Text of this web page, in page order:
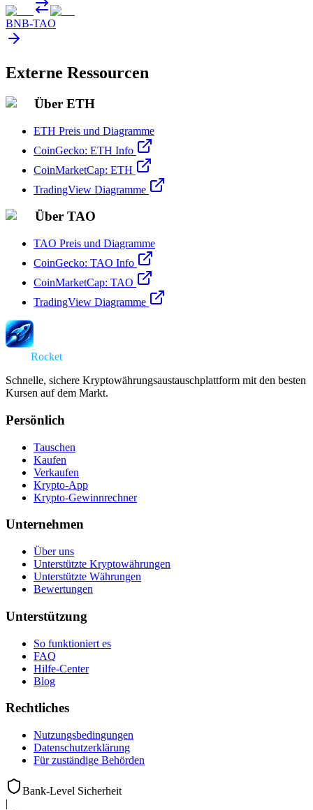
BNB-TAO
Externe Ressourcen
Über ETH
ETH Preis und Diagramme
CoinGecko: ETH Info
CoinMarketCap: ETH
TradingView Diagramme
Über TAO
TAO Preis und Diagramme
CoinGecko: TAO Info
CoinMarketCap: TAO
TradingView Diagramme
Rocket
Schnelle, sichere Kryptowährungsaustauschplattform mit den besten
Kursen auf dem Markt.
Persönlich
Tauschen
Kaufen
Verkaufen
Krypto-App
Krypto-Gewinnrechner
Unternehmen
Über uns
Unterstützte Kryptowährungen
Unterstützte Währungen
Bewertungen
Unterstützung
So funktioniert es
FAQ
Hilfe-Center
Blog
Rechtliches
Nutzungsbedingungen
Datenschutzerklärung
Für zuständige Behörden
Bank-Level Sicherheit
|